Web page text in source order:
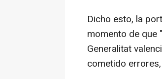
Dicho esto, la
momento de que
Generalitat
cometido